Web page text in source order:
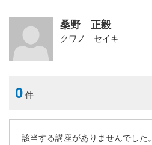
桑野 正毅
クワノ セイキ
0 件
該当する講座がありませんでした。